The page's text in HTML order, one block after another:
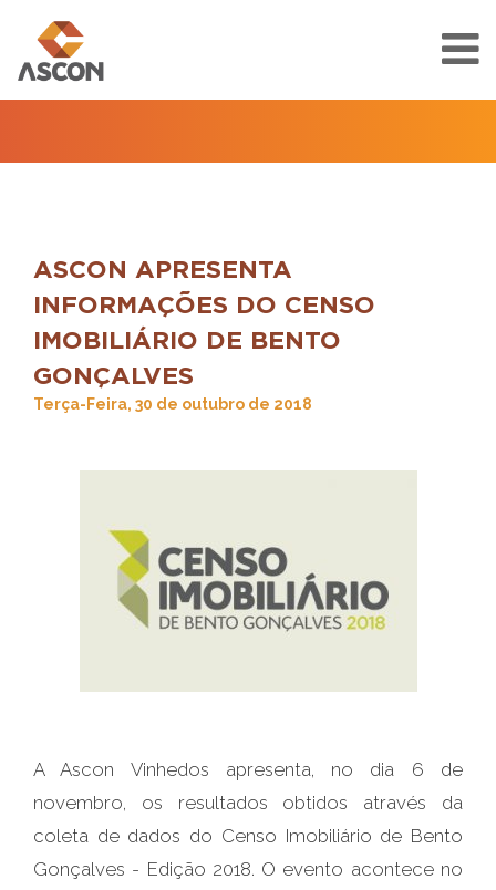
ASCON APRESENTA
INFORMAÇÕES DO CENSO
IMOBILIÁRIO DE BENTO
GONÇALVES
Terça-Feira, 30 de outubro de 2018
A Ascon Vinhedos apresenta, no dia 6 de
novembro, os resultados obtidos através da
coleta de dados do Censo Imobiliário de Bento
Gonçalves - Edição 2018. O evento acontece no